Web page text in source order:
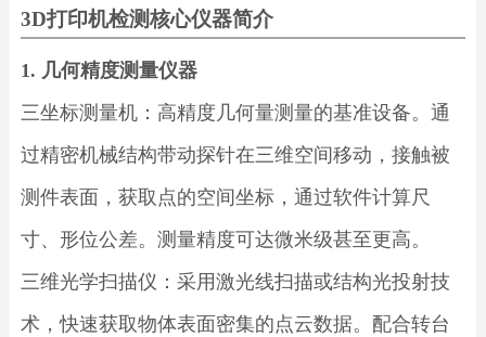
3D打印机检测核心仪器简介
1. 几何精度测量仪器
三坐标测量机：高精度几何量测量的基准设备。通
过精密机械结构带动探针在三维空间移动，接触被
测件表面，获取点的空间坐标，通过软件计算尺
寸、形位公差。测量精度可达微米级甚至更高。
三维光学扫描仪：采用激光线扫描或结构光投射技
术，快速获取物体表面密集的点云数据。配合转台